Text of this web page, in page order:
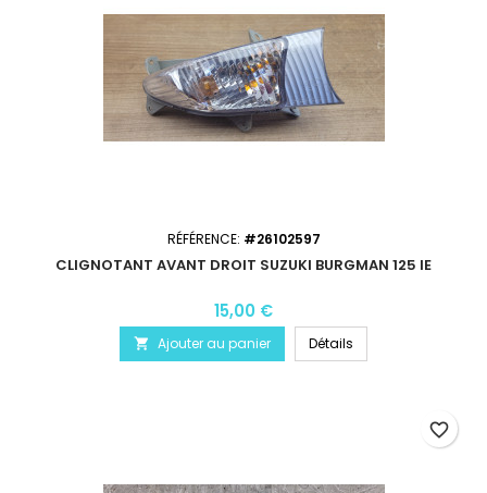
RÉFÉRENCE: #26102597
CLIGNOTANT AVANT DROIT SUZUKI BURGMAN 125 IE
15,00 €
 Ajouter au panier Détails
favorite_border